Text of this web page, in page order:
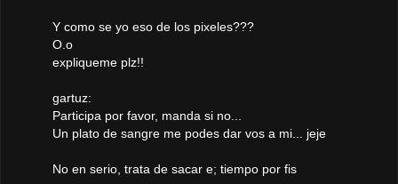
Y como se yo eso de los pixeles???
O.o
expliqueme plz!!
gartuz:
Participa por favor, manda si no...
Un plato de sangre me podes dar vos a mi... jeje
No en serio, trata de sacar e; tiempo por fis